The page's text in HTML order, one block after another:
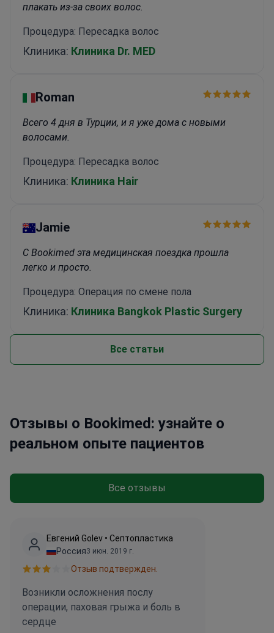
плакать из-за своих волос.
Процедура: Пересадка волос
Клиника: Клиника Dr. MED
Roman
Всего 4 дня в Турции, и я уже дома с новыми
волосами.
Процедура: Пересадка волос
Клиника: Клиника Hair
Jamie
С Bookimed эта медицинская поездка прошла
легко и просто.
Процедура: Операция по смене пола
Клиника: Клиника Bangkok Plastic Surgery
Все статьи
Отзывы о Bookimed: узнайте о
реальном опыте пациентов
Все отзывы
Евгений Golev • Септопластика
Россия3 июн. 2019 г.
Отзыв подтвержден.
Возникли осложнения послу
операции, паховая грыжа и боль в
сердце